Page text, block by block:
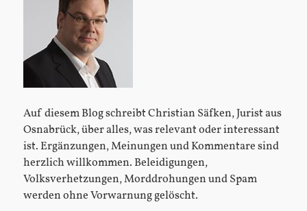
Auf diesem Blog schreibt Christian Säfken, Jurist aus
Osnabrück, über alles, was relevant oder interessant
ist. Ergänzungen, Meinungen und Kommentare sind
herzlich willkommen. Beleidigungen,
Volksverhetzungen, Morddrohungen und Spam
werden ohne Vorwarnung gelöscht.